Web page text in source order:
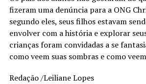
fizeram uma denúncia para a ONG
segundo eles, seus filhos estavam
envolver com a história e explorar
crianças foram convidadas a se
como veem suas sombras e como
Redação /Leiliane Lopes